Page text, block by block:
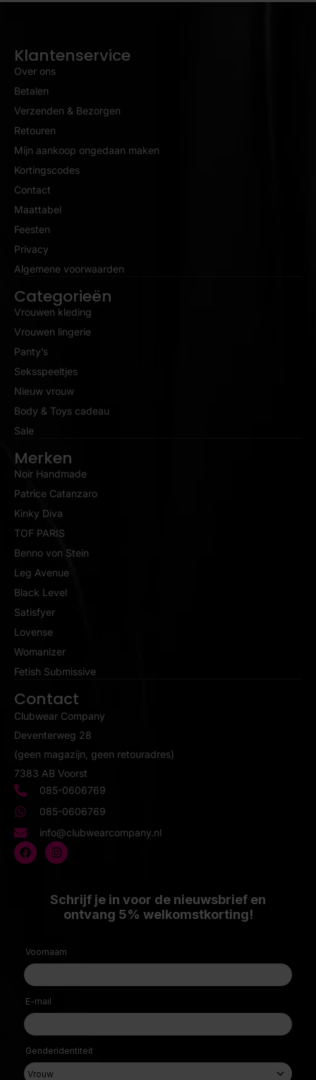
Klantenservice
Over ons
Betalen
Verzenden & Bezorgen
Retouren
Mijn aankoop ongedaan maken
Kortingscodes
Contact
Maattabel
Feesten
Privacy
Algemene voorwaarden
Categorieën
Vrouwen kleding
Vrouwen lingerie
Panty’s
Seksspeeltjes
Nieuw vrouw
Body & Toys cadeau
Sale
Merken
Noir Handmade
Patrice Catanzaro
Kinky Diva
TOF PARIS
Benno von Stein
Leg Avenue
Black Level
Satisfyer
Lovense
Womanizer
Fetish Submissive
Contact
Clubwear Company
Deventerweg 28
(geen magazijn, geen retouradres)
7383 AB Voorst
085-0606769
085-0606769
info@clubwearcompany.nl